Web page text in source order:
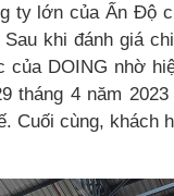
ty lớn của Ấn Độ
khi đánh giá
của DOING nhờ
tháng 4 năm
Cuối cùng, khách